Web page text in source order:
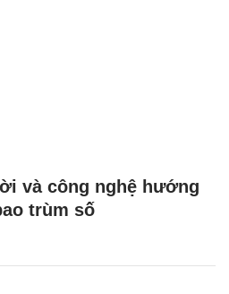
và công nghệ hướng
trùm số